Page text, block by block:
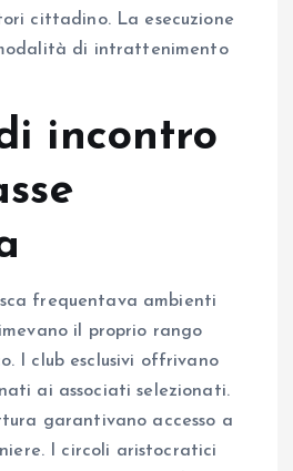
cittadino. La esecuzione
di intrattenimento
incontro
frequentava ambienti
il proprio rango
I club esclusivi offrivano
ai associati selezionati.
garantivano accesso a
I circoli aristocratici